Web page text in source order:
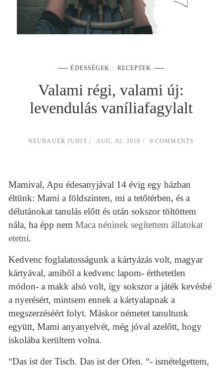
ÉDESSÉGEK RECEPTEK
Valami régi, valami új:
levendulás vaníliafagylalt
NEUBAUER JUDIT AUG, 02, 2019 0 COMMENTS
Mamival, Apu édesanyjával 14 évig egy házban
éltünk: Mami a földszinten, mi a tetőtérben, és a
délutánokat tanulás előtt és után sokszor töltöttem
nála, ha épp nem Maca néninek segítettem állatokat
etetni.
Kedvenc foglalatosságunk a kártyázás volt, magyar
kártyával, amiből a kedvenc lapom- érthetetlen
módon- a makk alsó volt, így sokszor a játék kevésbé
a nyerésért, mintsem ennek a kártyalapnak a
megszerzéséért folyt. Máskor németet tanultunk
együtt, Mami anyanyelvét, még jóval azelőtt, hogy
iskolába kerültem volna.
“Das ist der Tisch. Das ist der Ofen. “- ismételgettem,